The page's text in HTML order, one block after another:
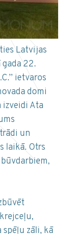
Latvijas
22.
ietvaros
domi
izveidi Ata
un
laikā. Otrs
zāli, kā